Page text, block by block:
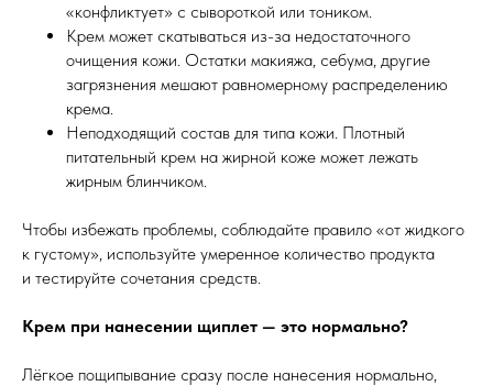
«конфликтует» с сывороткой или тоником.
Крем может скатываться из-за недостаточного
очищения кожи. Остатки макияжа, себума, другие
загрязнения мешают равномерному распределению
крема.
Неподходящий состав для типа кожи. Плотный
питательный крем на жирной коже может лежать
жирным блинчиком.
Чтобы избежать проблемы, соблюдайте правило «от жидкого
к густому», используйте умеренное количество продукта
и тестируйте сочетания средств.
Крем при нанесении щиплет — это нормально?
Лёгкое пощипывание сразу после нанесения нормально,